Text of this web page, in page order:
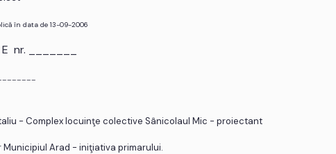
în data de 13-09-2006
E nr. _______
- Complex locuinţe colective Sânicolaul Mic - proiectant
Municipiul Arad - iniţiativa primarului.